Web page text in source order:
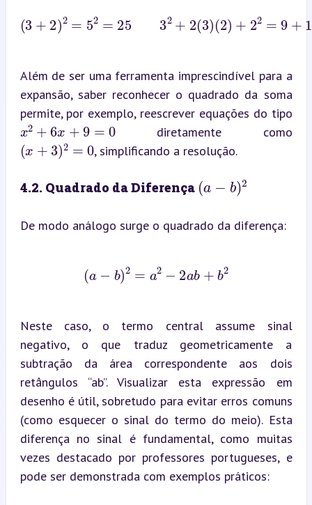
( 3 2) 2= 25 3 2+2(3)
( 2)+ 22 12 + 4=25
Além de ser uma ferramenta imprescindível para a
expansão, saber reconhecer o quadrado da soma
permite, por exemplo, reescrever equações do tipo
x2+6x+9=0
diretamente como
(x +3 )2=0
, simplificando a resolução.
4.2. Quadrado da Diferença
2
De modo análogo surge o quadrado da diferença:
(a b) =a2 ab+ b 2
Neste caso, o termo central assume sinal
negativo, o que traduz geometricamente a
subtração da área correspondente aos dois
retângulos “ab”. Visualizar esta expressão em
desenho é útil, sobretudo para evitar erros comuns
(como esquecer o sinal do termo do meio). Esta
diferença no sinal é fundamental, como muitas
vezes destacado por professores portugueses, e
pode ser demonstrada com exemplos práticos: